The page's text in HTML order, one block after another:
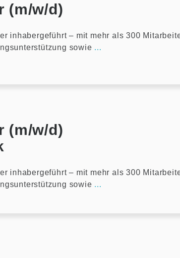
(m/w/d)
inhabergeführt – mit mehr als 300
sowie ...
(m/w/d)
inhabergeführt – mit mehr als 300
sowie ...